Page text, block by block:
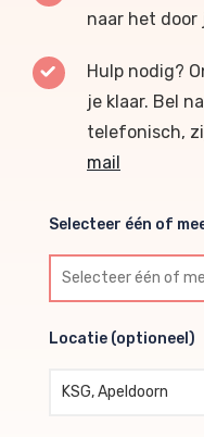
naar het
Hulp nodig?
je klaar. Bel
telefonisch,
mail
Selecteer één of
Selecteer één of
Locatie (optioneel)
Locatie (optioneel)
KSG, Apeldoorn